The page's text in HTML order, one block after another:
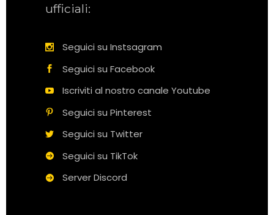
ufficiali:
Seguici su Instsagram
Seguici su Facebook
Iscriviti al nostro canale Youtube
Seguici su Pinterest
Seguici su Twitter
Seguici su TikTok
Server Discord